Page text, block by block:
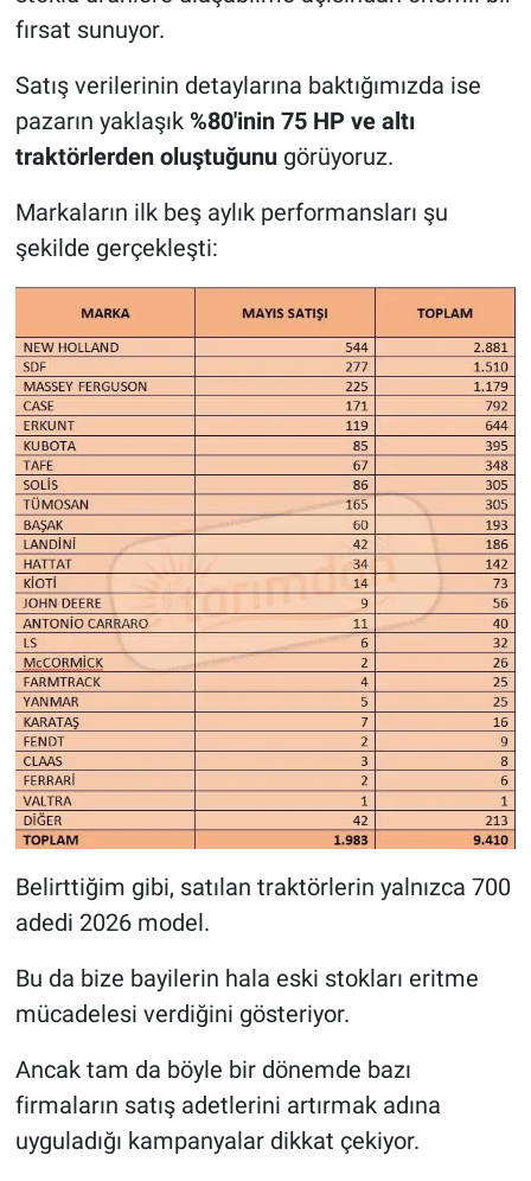
fırsat sunuyor.
Satış verilerinin detaylarına baktığımızda ise
pazarın yaklaşık %80'inin 75 HP ve altı
traktörlerden oluştuğunugörüyoruz.
Markaların ilk beş aylık performansları şu
şekilde gerçekleşti:
Belirttiğim gibi, satılan traktörlerin yalnızca 700
adedi 2026 model.
Bu da bize bayilerin hala eski stokları eritme
mücadelesi verdiğini gösteriyor.
Ancak tam da böyle bir dönemde bazı
firmaların satış adetlerini artırmak adına
uyguladığı kampanyalar dikkat çekiyor.